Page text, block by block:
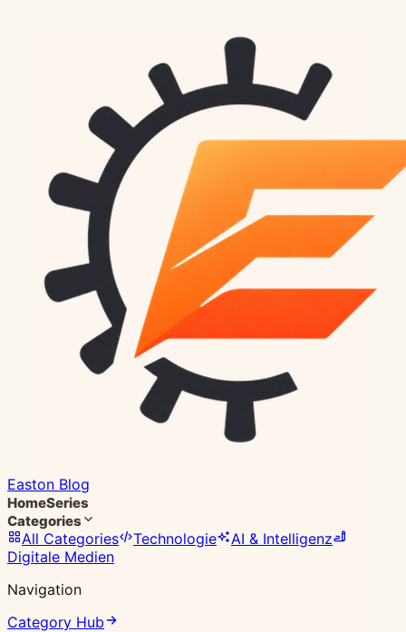
Easton Blog
HomeSeries
Categories
All Categories Technologie
AI & Intelligenz
Digitale Medien
Navigation
Category Hub